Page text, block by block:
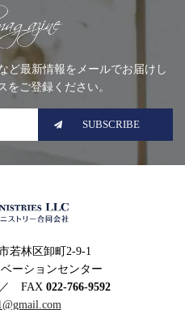
ど最新情報をメールでお届けし
をご登録ください。
SUBSCRIBE
合同会社
若林区卸町2-9-1
ーションセンター
FAX 022-766-9592